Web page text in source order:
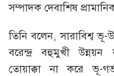
সম্পাদক দেবাশিষ
তিনি বলেন, সারাবিশ্ব ভূ-
বরেন্দ্র বহুমুখী উন্নয়ন
তোয়াক্কা না করে ভূ-